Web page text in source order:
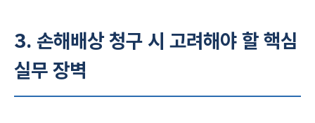
3. 손해배상 청구 시 고려해야 할 핵심
실무 장벽